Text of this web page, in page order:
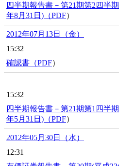
四半期報告書－第21期第2四半
年8月31日)（PDF）
2012年07月13日（金）
15:32
確認書（PDF）
15:32
四半期報告書－第21期第1四半
年5月31日)（PDF）
2012年05月30日（水）
12:31